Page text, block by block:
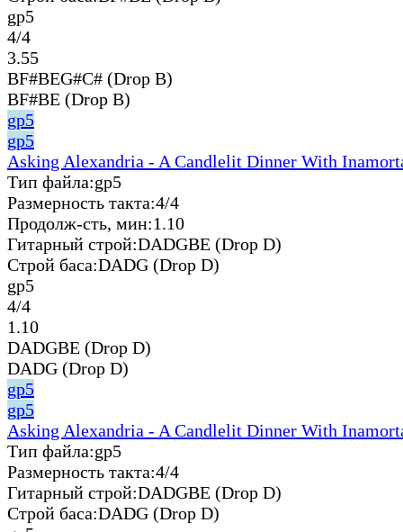
gp5
4/4
3.55
BF#BEG#C# (Drop B)
BF#BE (Drop B)
gp5
gp5
Asking Alexandria - A Candlelit Dinner With
Тип файла:gp5
Размерность такта:4/4
Продолж-сть, мин:1.10
Гитарный строй:DADGBE (Drop D)
Строй баса:DADG (Drop D)
gp5
4/4
1.10
DADGBE (Drop D)
DADG (Drop D)
gp5
gp5
Asking Alexandria - A Candlelit Dinner With
Тип файла:gp5
Размерность такта:4/4
Гитарный строй:DADGBE (Drop D)
Строй баса:DADG (Drop D)